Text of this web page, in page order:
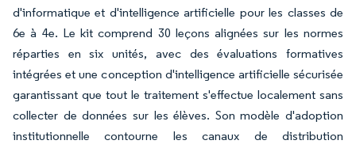
d'informatique et d'intelligence artificielle pour les classes de
6e à 4e. Le kit comprend 30 leçons alignées sur les normes
réparties en six unités, avec des évaluations formatives
intégrées et une conception d'intelligence artificielle sécurisée
garantissant que tout le traitement s'effectue localement sans
collecter de données sur les élèves. Son modèle d'adoption
institutionnelle contourne les canaux de distribution